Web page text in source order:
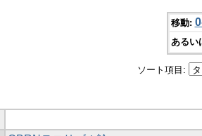
移動:
あるい
ソート項目: